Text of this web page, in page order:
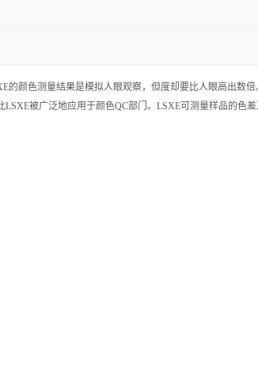
的颜色测量结果是模拟人眼观察，但度却要比人眼高出数
被广泛地应用于颜色QC部门。LSXE可测量样品的色差